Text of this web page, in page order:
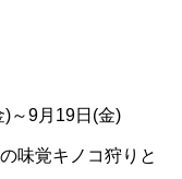
～9月19日(金)
味覚キノコ狩りと